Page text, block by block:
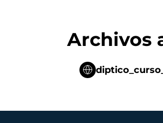
Archivos